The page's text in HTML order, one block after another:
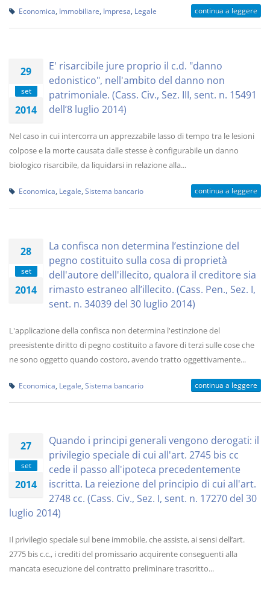
Economica Immobiliare Impresa Legale continua a leggere
29
set
2014
E' risarcibile jure proprio il c.d. "danno
edonistico", nell'ambito del danno non
patrimoniale. (Cass. Civ., Sez. III, sent. n. 15491
dell’8 luglio 2014)
Nel caso in cui intercorra un apprezzabile lasso di tempo tra le lesioni
colpose e la morte causata dalle stesse è configurabile un danno
biologico risarcibile, da liquidarsi in relazione alla...
Economica Legale Sistema bancario continua a leggere
28
set
2014
La confisca non determina l’estinzione del
pegno costituito sulla cosa di proprietà
dell'autore dell'illecito, qualora il creditore sia
rimasto estraneo all’illecito. (Cass. Pen., Sez. I,
sent. n. 34039 del 30 luglio 2014)
L'applicazione della confisca non determina l'estinzione del
preesistente diritto di pegno costituito a favore di terzi sulle cose che
ne sono oggetto quando costoro, avendo tratto oggettivamente...
Economica Legale Sistema bancario continua a leggere
27
set
2014
Quando i principi generali vengono derogati: il
privilegio speciale di cui all'art. 2745 bis cc
cede il passo all'ipoteca precedentemente
iscritta. La reiezione del principio di cui all'art.
2748 cc. (Cass. Civ., Sez. I, sent. n. 17270 del 30
luglio 2014)
Il privilegio speciale sul bene immobile, che assiste, ai sensi dell’art.
2775 bis c.c., i crediti del promissario acquirente conseguenti alla
mancata esecuzione del contratto preliminare trascritto...